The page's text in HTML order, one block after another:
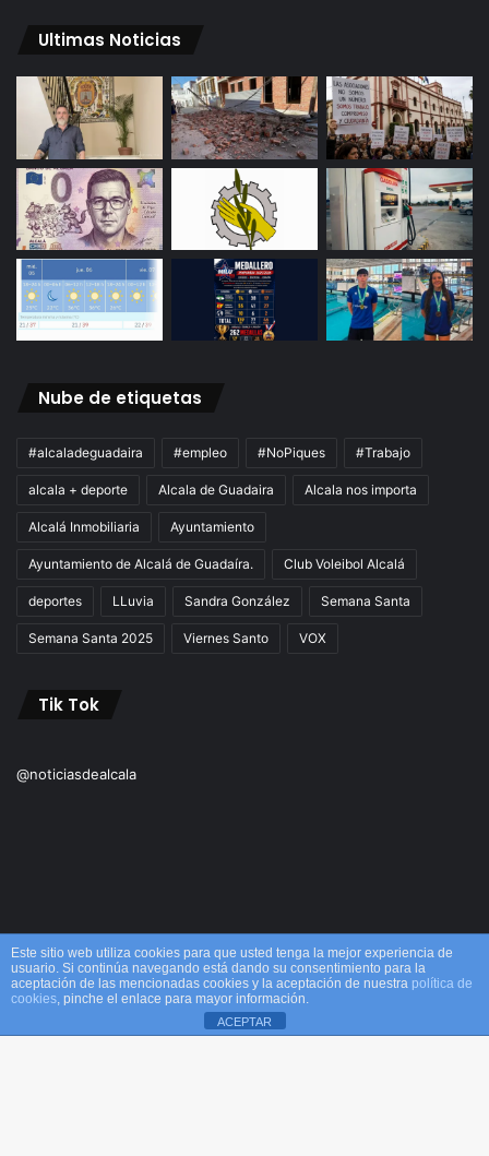
Ultimas Noticias
Nube de etiquetas
#alcaladeguadaira #empleo #NoPiques #Trabajo
alcala + deporte Alcala de Guadaira Alcala nos importa
Alcalá Inmobiliaria Ayuntamiento
Ayuntamiento de Alcalá de Guadaíra. Club Voleibol Alcalá
deportes LLuvia Sandra González Semana Santa
Semana Santa 2025 Viernes Santo VOX
Tik Tok
@noticiasdealcala
© Copyright 2026, Todos los derechos reservados M&M |
Alcalá
Facebook X WhatsApp Telegram Viber
Este sitio web utiliza cookies para que usted tenga la mejor experiencia de
usuario. Si continúa navegando está dando su consentimiento para la
aceptación de las mencionadas cookies y la aceptación de nuestra política de
cookies, pinche el enlace para mayor información.
ACEPTAR